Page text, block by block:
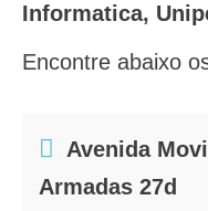
Informatica,
Encontre abaixo
Avenida
Armadas 27d